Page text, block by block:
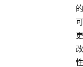
的
可
更
改
性